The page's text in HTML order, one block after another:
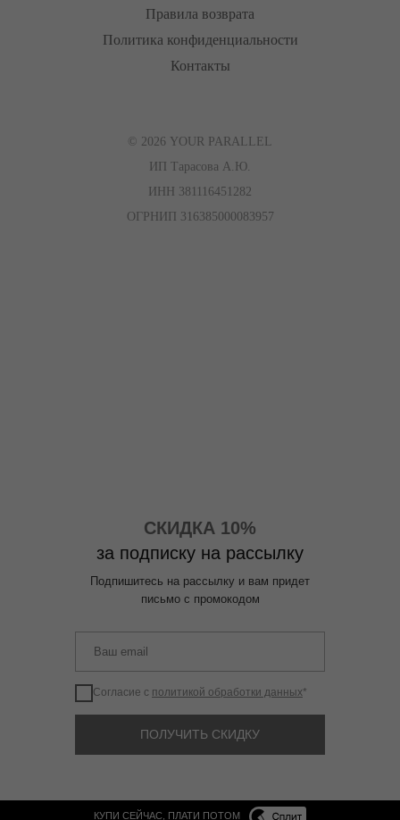
Правила возврата
Политика конфиденциальности
Контакты
© 2026 YOUR PARALLEL
ИП Тарасова А.Ю.
ИНН 381116451282
ОГРНИП 316385000083957
КУПИ СЕЙЧАС, ПЛАТИ ПОТОМ
СКИДКА 10%
за подписку на рассылку
Подпишитесь на рассылку и вам придет
письмо с промокодом
Согласие с политикой обработки данных*
ПОЛУЧИТЬ СКИДКУ